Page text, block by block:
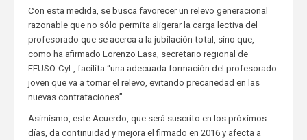
Con esta medida, se busca favorecer un relevo generacional
razonable que no sólo permita aligerar la carga lectiva del
profesorado que se acerca a la jubilación total, sino que,
como ha afirmado Lorenzo Lasa, secretario regional de
FEUSO-CyL, facilita “una adecuada formación del profesorado
joven que va a tomar el relevo, evitando precariedad en las
nuevas contrataciones”.
Asimismo, este Acuerdo, que será suscrito en los próximos
días, da continuidad y mejora el firmado en 2016 y afecta a